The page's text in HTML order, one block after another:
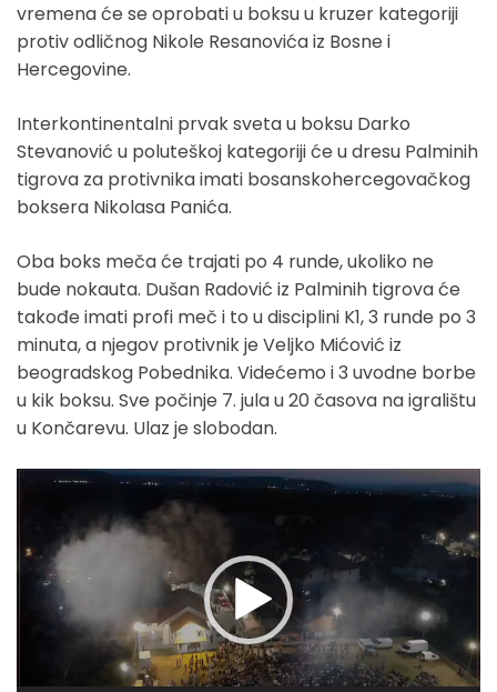
vremena će se oprobati u boksu u kruzer kategoriji
protiv odličnog Nikole Resanovića iz Bosne i
Hercegovine.
Interkontinentalni prvak sveta u boksu Darko
Stevanović u poluteškoj kategoriji će u dresu Palminih
tigrova za protivnika imati bosanskohercegovačkog
boksera Nikolasa Panića.
Oba boks meča će trajati po 4 runde, ukoliko ne
bude nokauta. Dušan Radović iz Palminih tigrova će
takođe imati profi meč i to u disciplini K1, 3 runde po 3
minuta, a njegov protivnik je Veljko Mićović iz
beogradskog Pobednika. Videćemo i 3 uvodne borbe
u kik boksu. Sve počinje 7. jula u 20 časova na igralištu
u Končarevu. Ulaz je slobodan.
Прегледач